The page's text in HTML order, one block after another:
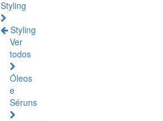
Styling
Styling
Ver
todos
Óleos
e
Séruns